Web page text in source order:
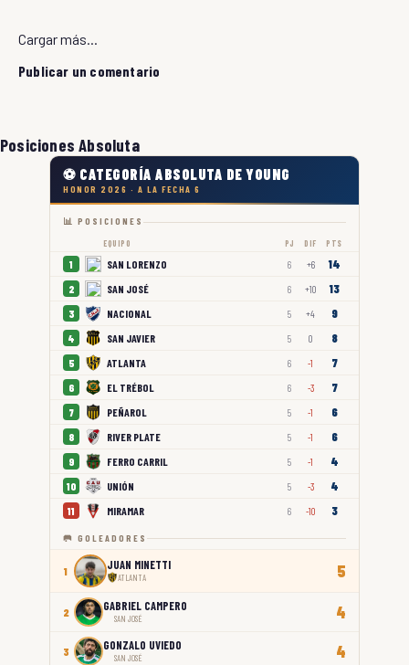
Cargar más...
Publicar un comentario
Posiciones Absoluta
⚽ CATEGORÍA ABSOLUTA DE YOUNG
HONOR 2026 · A LA FECHA 6
📊 POSICIONES
EQUIPO PJ DIF PTS
1 SAN LORENZO 6 +6 14
2 SAN JOSÉ 6 +10 13
3 NACIONAL 5 +4 9
4 SAN JAVIER 5 0 8
5 ATLANTA 6 -1 7
6 EL TRÉBOL 6 -3 7
7 PEÑAROL 5 -1 6
8 RIVER PLATE 5 -1 6
9 FERRO CARRIL 5 -1 4
10 UNIÓN 5 -3 4
11 MIRAMAR 6 -10 3
🥅 GOLEADORES
1 JUAN MINETTI
ATLANTA 5
2 GABRIEL CAMPERO
SAN JOSÉ 4
3 GONZALO UVIEDO
SAN JOSÉ 4